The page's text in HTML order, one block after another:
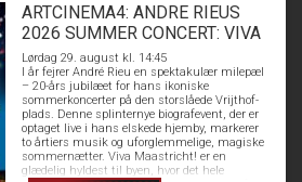
ARTCINEMA4: ANDRE RIEUS
2026 SUMMER CONCERT: VIVA
MAASTRICHT!
Lørdag 29. august kl. 14:45
I år fejrer André Rieu en spektakulær milepæl
– 20-års jubilæet for hans ikoniske
sommerkoncerter på den storslåede Vrijthof-
plads. Denne splinternye biografevent, der er
optaget live i hans elskede hjemby, markerer
to årtiers musik og uforglemmelige, magiske
sommernætter. Viva Maastricht! er en
glædelig hyldest til byen, hvor det hele